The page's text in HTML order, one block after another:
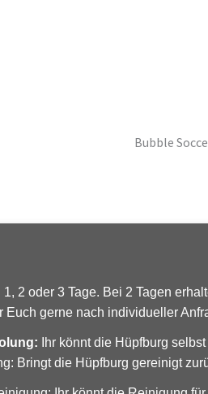
Bubble
1, 2 oder 3 Tage. Bei 2 Tagen
Euch gerne nach individueller
Ihr könnt die Hüpfburg
Bringt die Hüpfburg gereinigt